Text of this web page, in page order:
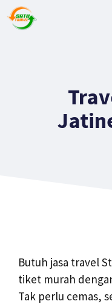
Butuh jasa travel
tiket murah
Tak perlu cemas,